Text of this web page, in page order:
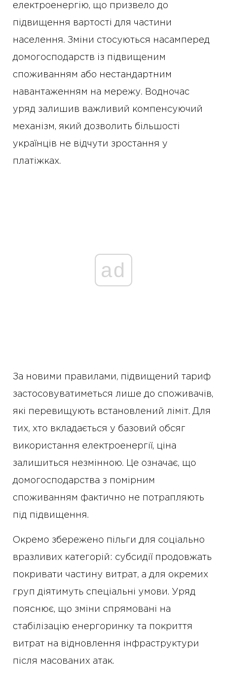
електроенергію, що призвело до
підвищення вартості для частини
населення. Зміни стосуються насамперед
домогосподарств із підвищеним
споживанням або нестандартним
навантаженням на мережу. Водночас
уряд залишив важливий компенсуючий
механізм, який дозволить більшості
українців не відчути зростання у
платіжках.
ad
За новими правилами, підвищений тариф
застосовуватиметься лише до споживачів,
які перевищують встановлений ліміт. Для
тих, хто вкладається у базовий обсяг
використання електроенергії, ціна
залишиться незмінною. Це означає, що
домогосподарства з помірним
споживанням фактично не потрапляють
під підвищення.
Окремо збережено пільги для соціально
вразливих категорій: субсидії продовжать
покривати частину витрат, а для окремих
груп діятимуть спеціальні умови. Уряд
пояснює, що зміни спрямовані на
стабілізацію енергоринку та покриття
витрат на відновлення інфраструктури
після масованих атак.